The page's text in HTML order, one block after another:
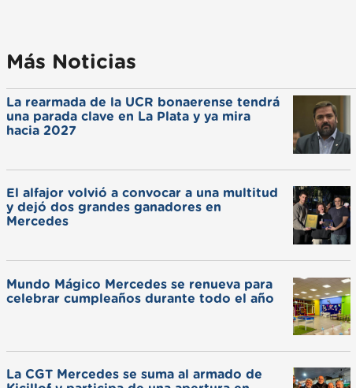
Más Noticias
La rearmada de la UCR bonaerense tendrá
una parada clave en La Plata y ya mira
hacia 2027
El alfajor volvió a convocar a una multitud
y dejó dos grandes ganadores en
Mercedes
Mundo Mágico Mercedes se renueva para
celebrar cumpleaños durante todo el año
La CGT Mercedes se suma al armado de